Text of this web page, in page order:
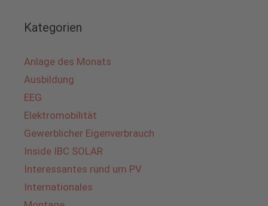
Kategorien
Anlage des Monats
Ausbildung
EEG
Elektromobilität
Gewerblicher Eigenverbrauch
Inside IBC SOLAR
Interessantes rund um PV
Internationales